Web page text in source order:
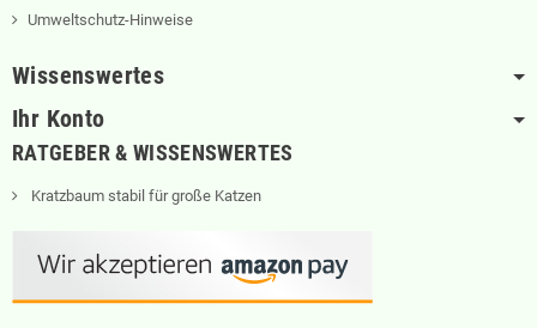
Umweltschutz-Hinweise
Wissenswertes
Ihr Konto
RATGEBER & WISSENSWERTES
Kratzbaum stabil für große Katzen